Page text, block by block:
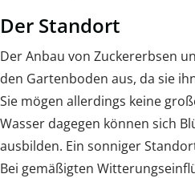
Der Standort
Der Anbau von Zuckererbsen
den Gartenboden aus, da sie
Sie mögen allerdings keine
Wasser dagegen können sich
ausbilden. Ein sonniger
Bei gemäßigten